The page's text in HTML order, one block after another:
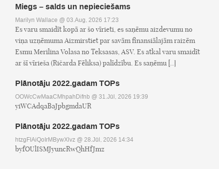
Miegs – salds un nepieciešams
Marilyn Wallace @ 03.Aug, 2026 17:23
Es varu smaidīt kopā ar šo vīrieti, es saņēmu aizdevumu no
viņa uzņēmuma Aizmirstiet par savām finansiālajām raizēm
Esmu Merilina Volasa no Teksasas, ASV. Es atkal varu smaidīt
ar šī vīrieša (Ričarda Fēliksa) palīdzību. Es saņēmu [..]
Plānotāju 2022.gadam TOPs
OOWcCwMaaCMhpahDifnb @ 31.Jūl, 2026 19:39
yiWCAdqaBaJpbgmdaUR
Plānotāju 2022.gadam TOPs
htzgFIAiQoIrMBywXlvz @ 28.Jūl, 2026 14:34
byfOUlISMJyuncRwQhHfJmz